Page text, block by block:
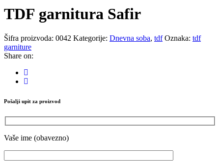
TDF garnitura Safir
Šifra proizvoda: 0042 Kategorije: Dnevna soba, tdf Oznaka: tdf
garniture
Share on:
Pošalji upit za proizvod
Vaše ime (obavezno)